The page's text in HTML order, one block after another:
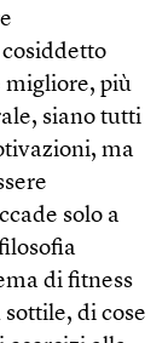
migliore, più
siano tutti
ma
solo a
di fitness
di cose